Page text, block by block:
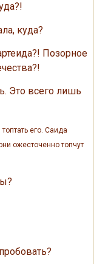
куда?
Позорное
Это всего лишь
его. Саида
ожесточенно топчут